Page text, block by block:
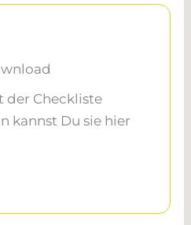
der Checkliste
kannst Du sie hier